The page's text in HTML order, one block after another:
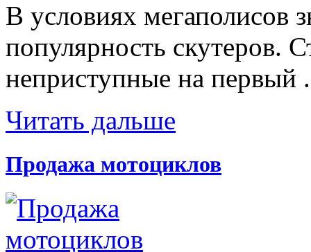
В условиях мегаполисов
популярность скутеров.
неприступные на первый
Читать дальше
Продажа мотоциклов